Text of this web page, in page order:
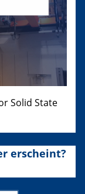
Solid State
erscheint?